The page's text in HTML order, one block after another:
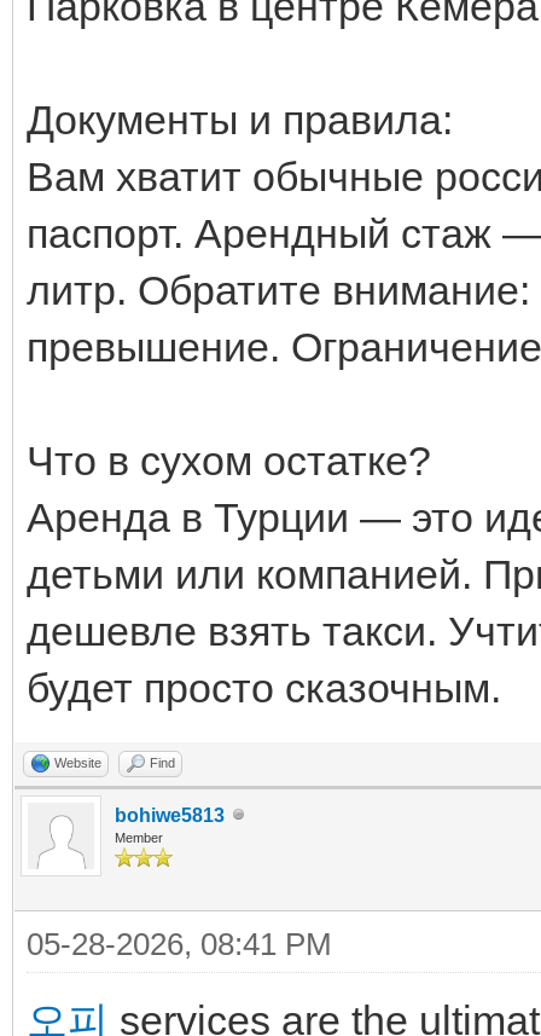
Документы и правила:
Вам хватит обычные
паспорт. Арендный стаж
литр. Обратите
превышение.
Что в сухом остатке?
Аренда в Турции — это
детьми или компанией.
дешевле взять такси.
будет просто сказочным.
Website Find
bohiwe5813
Member
05-28-2026, 08:41 PM
오피 services are the